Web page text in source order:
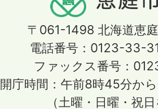
〒061-1498 北海道恵
電話番号：0123-33-
ファックス番号：
開庁時間：午前8時45分か
（土曜・日曜・祝